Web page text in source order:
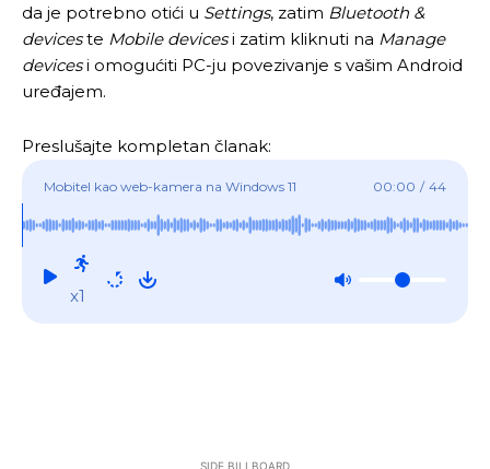
da je potrebno otići u Settings, zatim Bluetooth &
deviceste Mobile devicesi zatim kliknuti na Manage
devicesi omogućiti PC-ju povezivanje s vašim Android
uređajem.
Preslušajte kompletan članak:
Mobitel kao web-kamera na Windows 11 00:00 / 44
x1
SIDE BILLBOARD